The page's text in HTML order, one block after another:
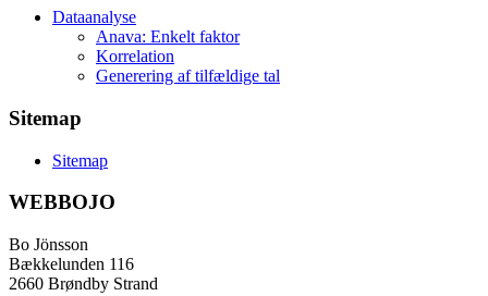
Dataanalyse
Anava: Enkelt faktor
Korrelation
Generering af tilfældige tal
Sitemap
Sitemap
WEBBOJO
Bo Jönsson
Bækkelunden 116
2660 Brøndby Strand